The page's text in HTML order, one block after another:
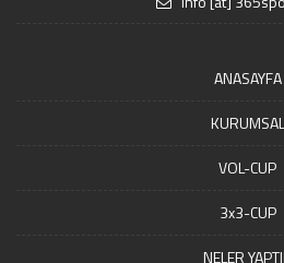
ANASAYFA
KURUMSAL
VOL-CUP
3x3-CUP
NELER